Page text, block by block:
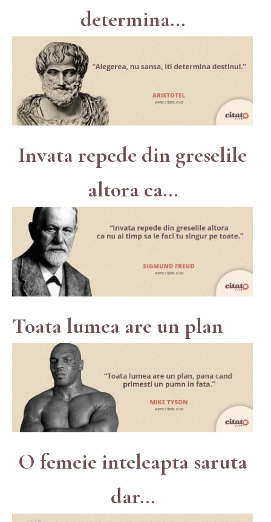
determina...
Invata repede din greselile
altora ca...
Toata lumea are un plan
O femeie inteleapta saruta
dar...